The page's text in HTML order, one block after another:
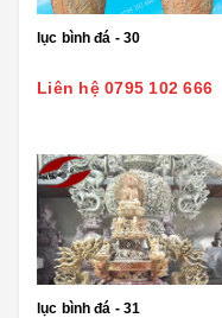
lục bình đá - 30
Liên hệ 0795 102 666
lục bình đá - 31